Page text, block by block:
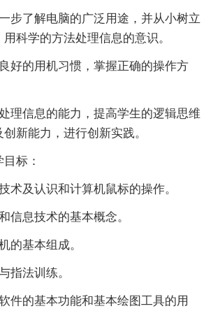
步了解电脑的广泛用途，并从小树立
科学的方法处理信息的意识。
好的用机习惯，掌握正确的操作方
理信息的能力，提高学生的逻辑思维
新能力，进行创新实践。
标：
术及认识和计算机鼠标的操作。
信息技术的基本概念。
的基本组成。
指法训练。
件的基本功能和基本绘图工具的用